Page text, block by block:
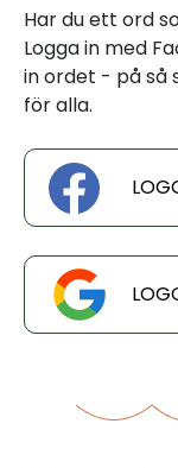
Har du ett ord
Logga in med
in ordet - på så
för alla.